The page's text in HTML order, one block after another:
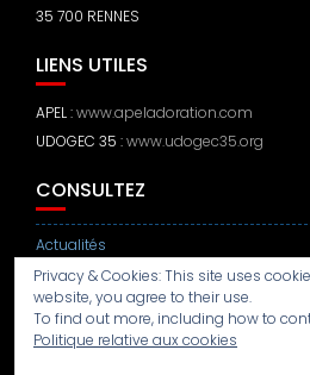
35 700 RENNES
LIENS UTILES
APEL :www.apeladoration.com
UDOGEC 35 :www.udogec35.org
CONSULTEZ
Actualités
Mentions légales
Politique de confidentialité
Privacy & Cookies: This site uses
website, you agree to their use.
To find out more, including how to
Politique relative aux cookies